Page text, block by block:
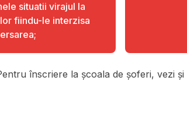
situatii virajul la
fiindu-le interzisa
înscriere la școala de șoferi, vezi și